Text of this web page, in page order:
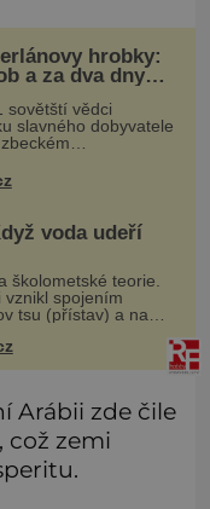
hrobky:
a za dva dny
varování?
sovětští vědci
slavného dobyvatele
zahajuje operaci
Sovětský svaz.
voda udeří
školometské teorie.
vznikl spojením
tsu (přístav) a nami
o dlouhou vlnu,
moři takřka
Arábii zde čile
což zemi